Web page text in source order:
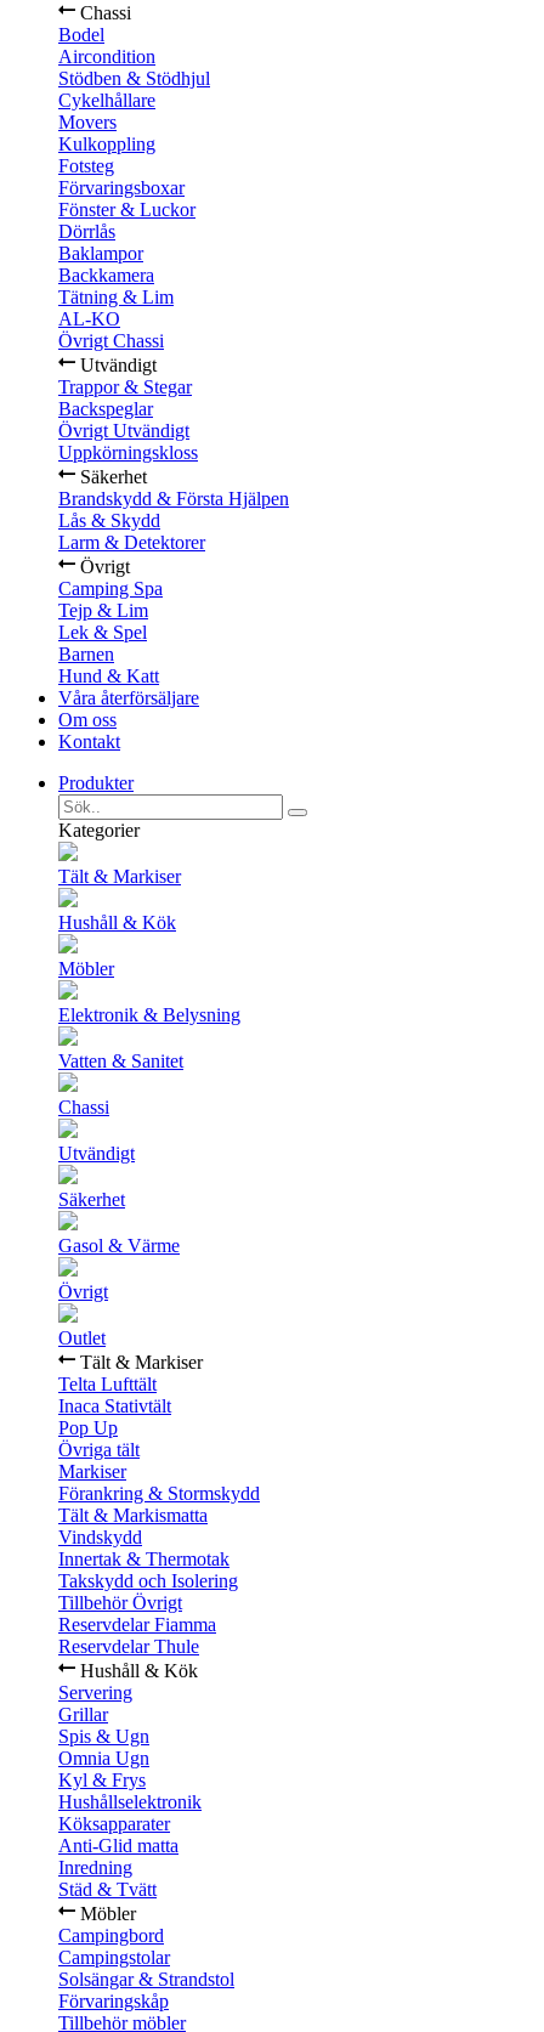
Chassi
Bodel
Aircondition
Stödben & Stödhjul
Cykelhållare
Movers
Kulkoppling
Fotsteg
Förvaringsboxar
Fönster & Luckor
Dörrlås
Baklampor
Backkamera
Tätning & Lim
AL-KO
Övrigt Chassi
Utvändigt
Trappor & Stegar
Backspeglar
Övrigt Utvändigt
Uppkörningskloss
Säkerhet
Brandskydd & Första Hjälpen
Lås & Skydd
Larm & Detektorer
Övrigt
Camping Spa
Tejp & Lim
Lek & Spel
Barnen
Hund & Katt
Våra återförsäljare
Om oss
Kontakt
Produkter
Kategorier
Tält & Markiser
Hushåll & Kök
Möbler
Elektronik & Belysning
Vatten & Sanitet
Chassi
Utvändigt
Säkerhet
Gasol & Värme
Övrigt
Outlet
Tält & Markiser
Telta Lufttält
Inaca Stativtält
Pop Up
Övriga tält
Markiser
Förankring & Stormskydd
Tält & Markismatta
Vindskydd
Innertak & Thermotak
Takskydd och Isolering
Tillbehör Övrigt
Reservdelar Fiamma
Reservdelar Thule
Hushåll & Kök
Servering
Grillar
Spis & Ugn
Omnia Ugn
Kyl & Frys
Hushållselektronik
Köksapparater
Anti-Glid matta
Inredning
Städ & Tvätt
Möbler
Campingbord
Campingstolar
Solsängar & Strandstol
Förvaringskåp
Tillbehör möbler